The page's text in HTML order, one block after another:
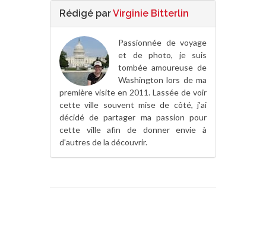
Rédigé parVirginie Bitterlin
Passionnée de voyage
et de photo, je suis
tombée amoureuse de
Washington lors de ma
première visite en 2011. Lassée de voir
cette ville souvent mise de côté, j'ai
décidé de partager ma passion pour
cette ville afin de donner envie à
d'autres de la découvrir.